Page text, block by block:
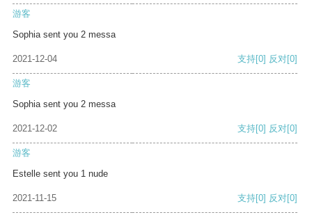
游客
Sophia sent you 2 messa
2021-12-04 支持[0] 反对[0]
游客
Sophia sent you 2 messa
2021-12-02 支持[0] 反对[0]
游客
Estelle sent you 1 nude
2021-11-15 支持[0] 反对[0]